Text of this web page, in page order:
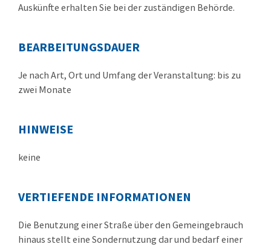
Auskünfte erhalten Sie bei der zuständigen Behörde.
BEARBEITUNGSDAUER
Je nach Art, Ort und Umfang der Veranstaltung: bis zu
zwei Monate
HINWEISE
keine
VERTIEFENDE INFORMATIONEN
Die Benutzung einer Straße über den Gemeingebrauch
hinaus stellt eine Sondernutzung dar und bedarf einer